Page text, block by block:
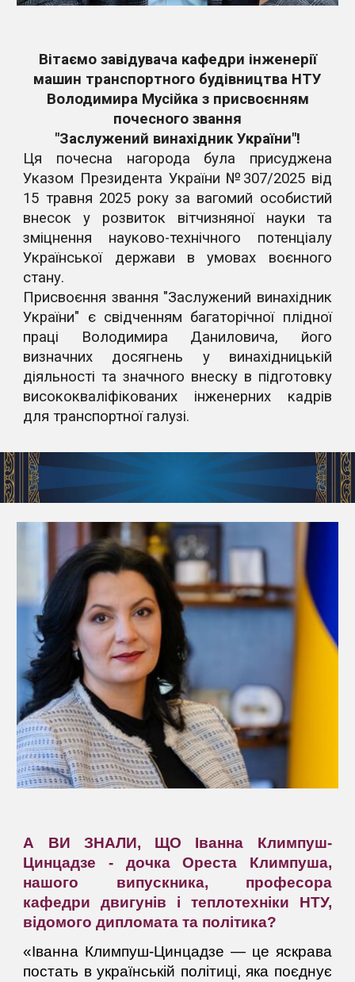
Вітаємо завідувача кафедри інженерії
машин транспортного будівництва НТУ
Володимира Мусійка з присвоєнням
почесного звання
"Заслужений винахідник України"!
Ця почесна нагорода була присуджена
Указом Президента України №307/2025 від
15 травня 2025 року за вагомий особистий
внесок у розвиток вітчизняної науки та
зміцнення науково-технічного потенціалу
Української держави в умовах воєнного
стану.
Присвоєння звання "Заслужений винахідник
України" є свідченням багаторічної плідної
праці Володимира Даниловича, його
визначних досягнень у винахідницькій
діяльності та значного внеску в підготовку
висококваліфікованих інженерних кадрів
для транспортної галузі.
А ВИ ЗНАЛИ, ЩО Іванна Климпуш-
Цинцадзе - дочка Ореста Климпуша,
нашого випускника, професора
кафедри двигунів і теплотехніки НТУ,
відомого дипломата та політика?
«Іванна Климпуш-Цинцадзе — це яскрава
постать в українській політиці, яка поєднує